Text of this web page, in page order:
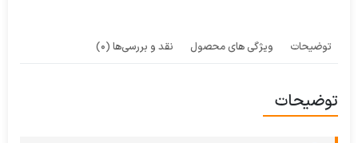
توضیحات ویژگی های محصول نقد و بررسی‌ها (0)
توضیحات